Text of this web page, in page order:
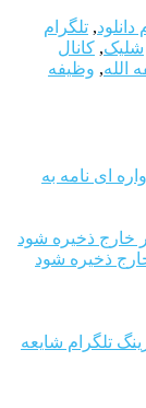
دانلود, تلگرام
شلیک, کانال
الله, وظیفه
نامه به
تلگرام شایعه